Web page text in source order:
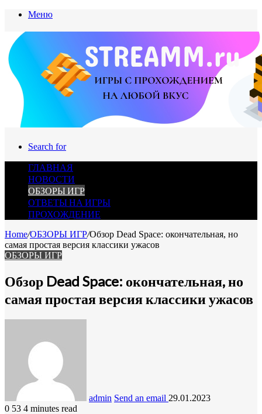
Меню
Search for
ГЛАВНАЯ
НОВОСТИ
ОБЗОРЫ ИГР
ОТВЕТЫ НА ИГРЫ
ПРОХОЖДЕНИЕ
Home/ОБЗОРЫ ИГР/Обзор Dead Space: окончательная, но
самая простая версия классики ужасов
ОБЗОРЫ ИГР
Обзор Dead Space: окончательная, но
самая простая версия классики ужасов
admin Send an email 29.01.2023
0 53 4 minutes read